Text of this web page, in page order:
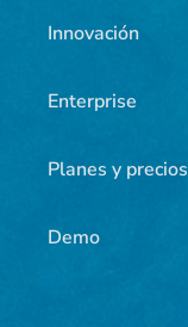
Innovación
Enterprise
Planes y precios
Demo